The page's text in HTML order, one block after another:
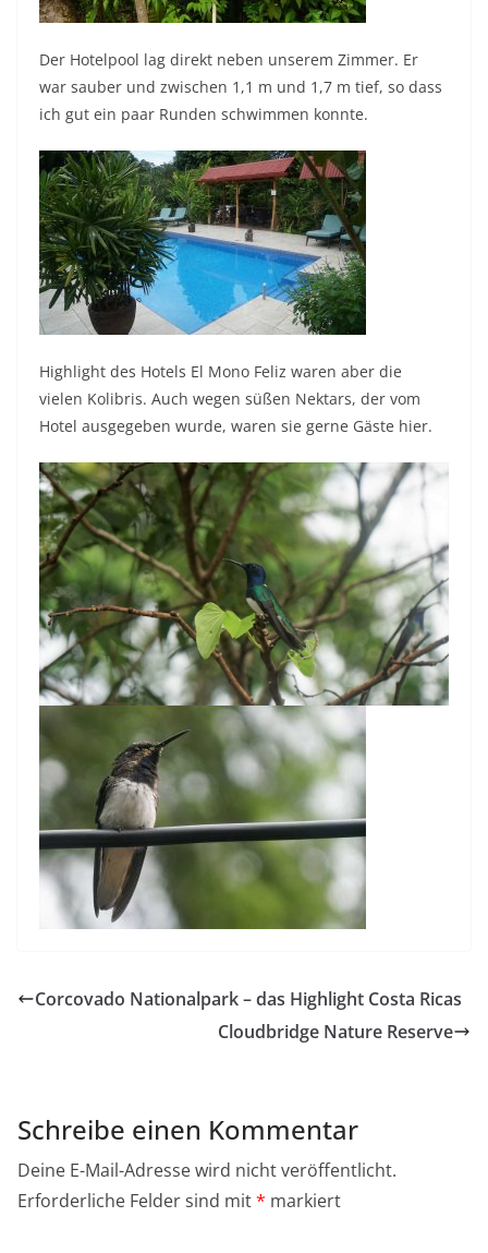
Der Hotelpool lag direkt neben unserem Zimmer. Er
war sauber und zwischen 1,1 m und 1,7 m tief, so dass
ich gut ein paar Runden schwimmen konnte.
Highlight des Hotels El Mono Feliz waren aber die
vielen Kolibris. Auch wegen süßen Nektars, der vom
Hotel ausgegeben wurde, waren sie gerne Gäste hier.
Corcovado Nationalpark – das Highlight Costa Ricas
Cloudbridge Nature Reserve
Schreibe einen Kommentar
Deine E-Mail-Adresse wird nicht veröffentlicht.
Erforderliche Felder sind mit* markiert